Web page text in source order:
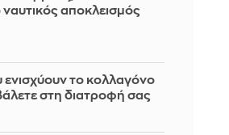
ναυτικός αποκλεισμός
το κολλαγόνο
βάλετε στη διατροφή σας